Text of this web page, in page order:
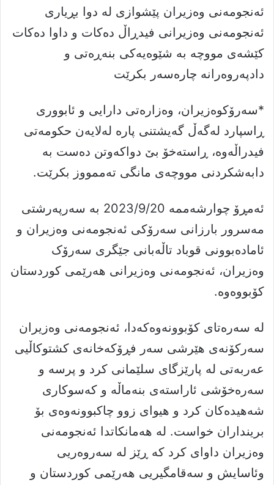
ئەنجومەنی وەزیران پێشوازی لە دوا بڕیاری
ئەنجومەنی وەزیرانی فیدڕاڵ دەکات و داوا دەکات
کێشەی مووچە بە شێوەیەکی بنەڕەتی و
دادپەروەرانە چارەسەر بکرێت
*سەرۆکوەزیران، وەزارەتی دارایی و ئابووری
ڕاسپارد لەگەڵ گەیشتنی پارە لەلایەن حکومەتی
فیدراڵەوە، ڕاسته‌خۆ بێ دواکەوتن دەست بە
دابەشکردنی مووچەی مانگی تەممووز بکرێت.
ئەمڕۆ چوارشەممە 2023/9/20 بە سەرپەرشتی
مەسرور بارزانی سەرۆکی ئەنجومەنی وەزیران و
ئامادەبوونی قوباد تاڵەبانی جێگری سەرۆک
وەزیران، ئەنجومەنی وەزیرانی هەرێمی کوردستان
کۆبووەوە.
لە سەرەتای کۆبوونەوەکەدا، ئەنجومەنی وەزیران
سەرکۆنەی هێرشی سەر فڕۆکەخانەی کشتوکاڵیی
عەربەتی لە پارێزگای سلێمانی کرد و پرسە و
سەرەخۆشی ئاراستەی بنەماڵە و کەسوکاری
شەهیدەکان کرد و هیوای زوو چاکبوونەوەی بۆ
برینداران خواست. لە هەمانکاتدا ئەنجومەنی
وەزیران داوای کرد کە ڕێز لە سەروەریی
وئاسایش و سەقامگیریی هەرێمی کوردستان و